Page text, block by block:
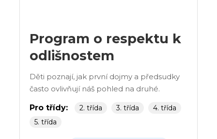
Program o respektu k
odlišnostem
Děti poznají, jak první dojmy a předsudky
často ovlivňují náš pohled na druhé.
Pro třídy: 2. třída 3. třída
4. třída
5. třída